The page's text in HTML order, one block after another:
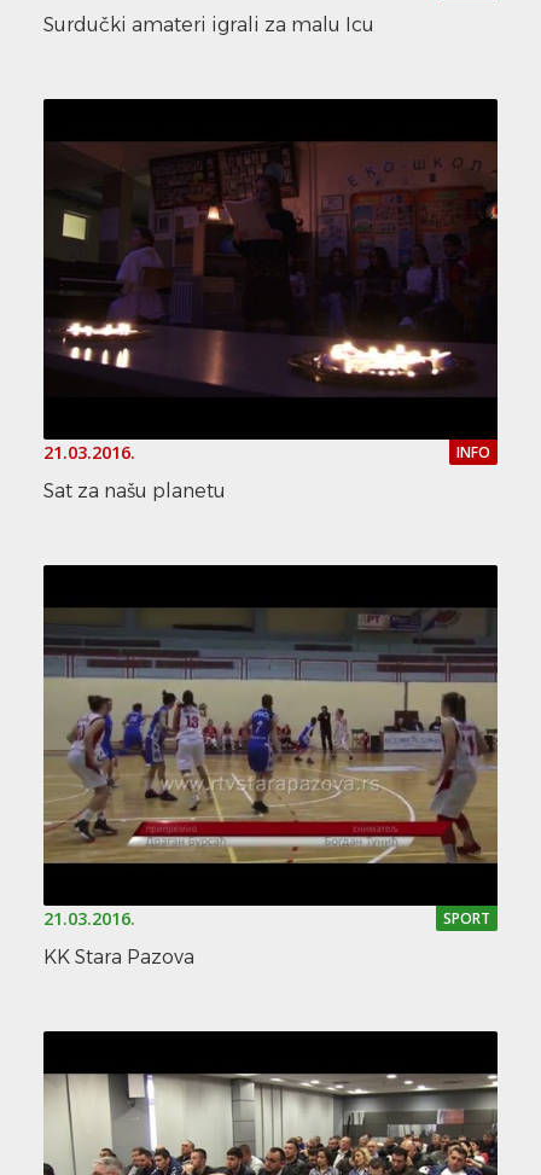
Surdučki amateri igrali za malu Icu
21.03.2016. INFO
Sat za našu planetu
21.03.2016. SPORT
KK Stara Pazova